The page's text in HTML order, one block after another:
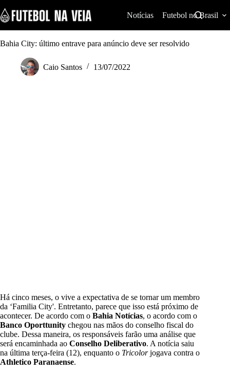
k
i
p
t
Notícias Futebol no Brasil
Bahia City: último entrave para anúncio deve ser resolvido
Caio Santos 13/07/2022
Há cinco meses, o vive a expectativa de se tornar um membro
da ‘Familia City'. Entretanto, parece que isso está próximo de
acontecer. De acordo com o Bahia Notícias, o acordo com o
Banco Oporttunity chegou nas mãos do conselho fiscal do
clube. Dessa maneira, os responsáveis farão uma análise que
será encaminhada ao Conselho Deliberativo. A notícia saiu
na última terça-feira (12), enquanto o Tricolorjogava contra o
Athletico Paranaense.